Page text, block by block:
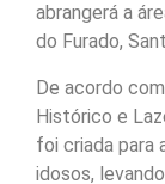
abrangerá a
do Furado,
De acordo
Histórico e
foi criada para
idosos,